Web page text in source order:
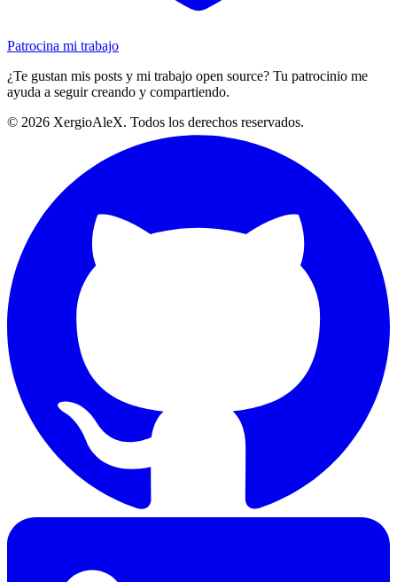
Patrocina mi trabajo
¿Te gustan mis posts y mi trabajo open source? Tu patrocinio me
ayuda a seguir creando y compartiendo.
© 2026 XergioAleX. Todos los derechos reservados.